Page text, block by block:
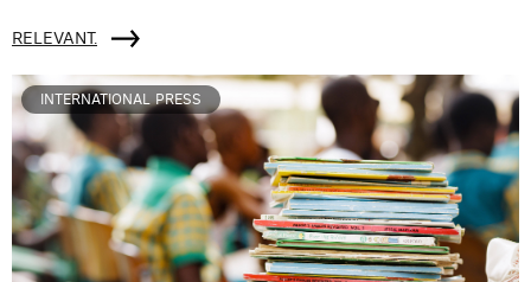
RELEVANT.
INTERNATIONAL PRESS